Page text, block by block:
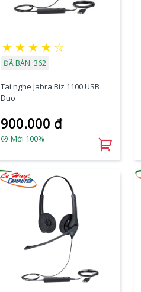
★ ★ ★ ★ ☆
ĐÃ BÁN: 362
Tai nghe Jabra Biz 1100 USB
Duo
900.000 đ
Mới 100%